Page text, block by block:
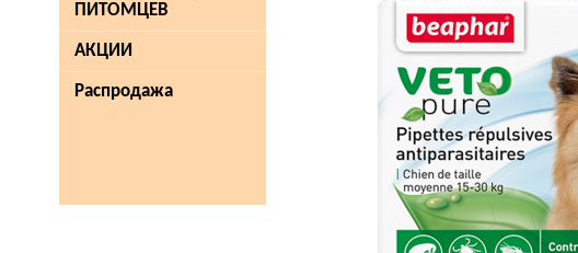
ПИТОМЦЕВ
АКЦИИ
Распродажа